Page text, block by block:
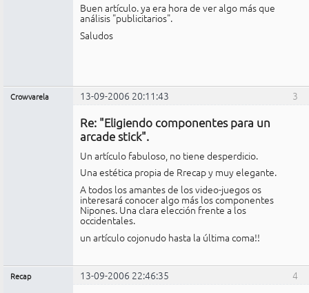
Buen artículo. ya era hora de ver algo más que
análisis "publicitarios".
Saludos
3
Crowvarela 13-09-2006 20:11:43
Re: "Eligiendo componentes para un
arcade stick".
Un artículo fabuloso, no tiene desperdicio.
Una estética propia de Rrecap y muy elegante.
A todos los amantes de los video-juegos os
interesará conocer algo más los componentes
Nipones. Una clara elección frente a los
occidentales.
un artículo cojonudo hasta la última coma!!
4
Recap 13-09-2006 22:46:35